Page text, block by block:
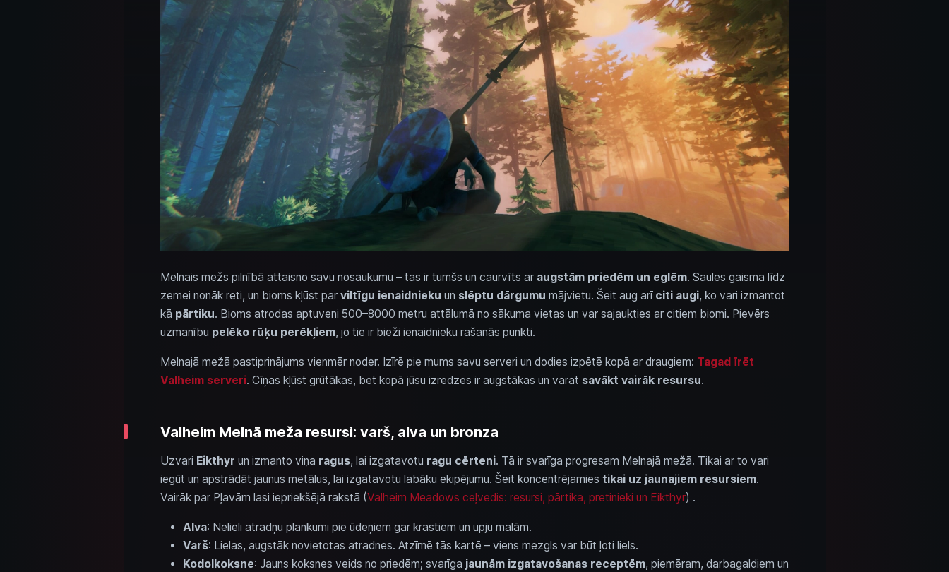
Melnais mežs pilnībā attaisno savu nosaukumu – tas ir tumšs un caurvīts ar augstām priedēm un eglēm. Saules gaisma līdz
zemei nonāk reti, un bioms kļūst par viltīgu ienaidnieku un slēptu dārgumu mājvietu. Šeit aug arī citi augi, ko vari izmantot
kā pārtiku. Bioms atrodas aptuveni 500–8000 metru attālumā no sākuma vietas un var sajaukties ar citiem biomi. Pievērs
uzmanību pelēko rūķu perēkļiem, jo tie ir bieži ienaidnieku rašanās punkti.
Melnajā mežā pastiprinājums vienmēr noder. Izīrē pie mums savu serveri un dodies izpētē kopā ar draugiem: Tagad īrēt
Valheim serveri. Cīņas kļūst grūtākas, bet kopā jūsu izredzes ir augstākas un varat savākt vairāk resursu.
Valheim Melnā meža resursi: varš, alva un bronza
Uzvari Eikthyr un izmanto viņa ragus, lai izgatavotu ragu cērteni. Tā ir svarīga progresam Melnajā mežā. Tikai ar to vari
iegūt un apstrādāt jaunus metālus, lai izgatavotu labāku ekipējumu. Šeit koncentrējamies tikai uz jaunajiem resursiem.
Vairāk par Pļavām lasi iepriekšējā rakstā (Valheim Meadows ceļvedis: resursi, pārtika, pretinieki un Eikthyr) .
Alva: Nelieli atradņu plankumi pie ūdeņiem gar krastiem un upju malām.
Varš: Lielas, augstāk novietotas atradnes. Atzīmē tās kartē – viens mezgls var būt ļoti liels.
Kodolkoksne: Jauns koksnes veids no priedēm; svarīga jaunām izgatavošanas receptēm, piemēram, darbagaldiem un